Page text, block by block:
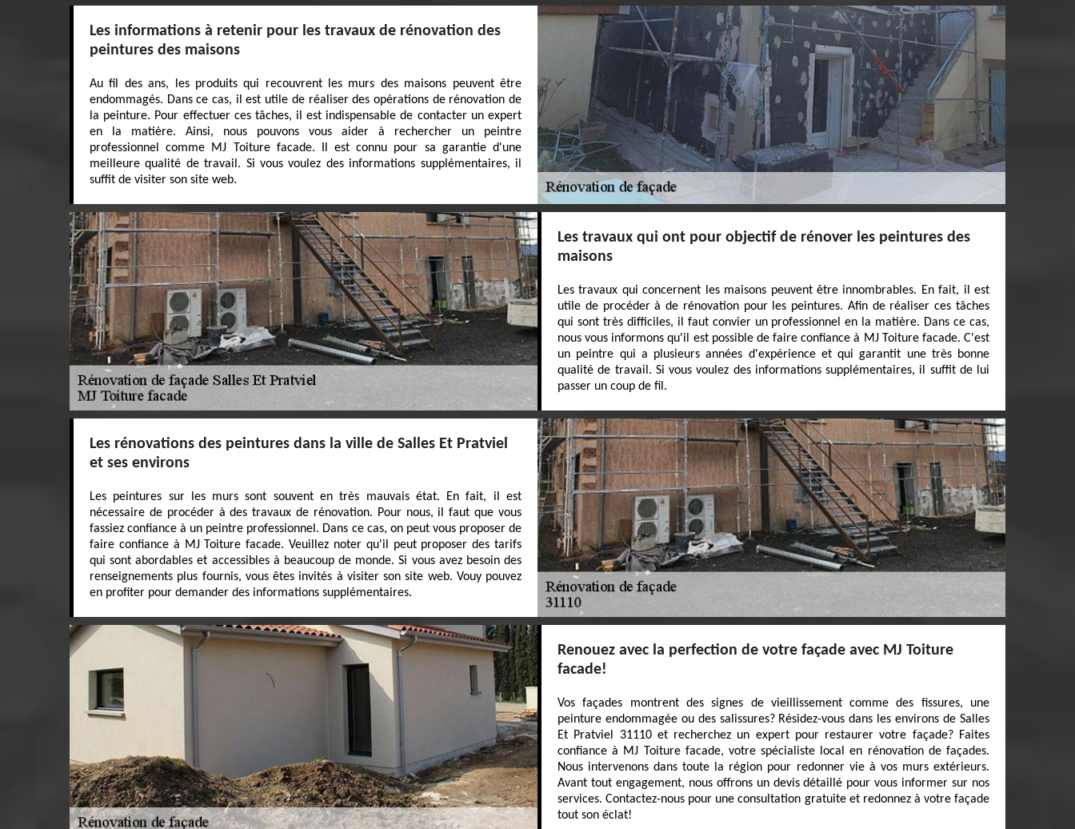
Les informations à retenir pour les travaux de rénovation des
peintures des maisons
Au fil des ans, les produits qui recouvrent les murs des maisons peuvent être
endommagés. Dans ce cas, il est utile de réaliser des opérations de rénovation de
la peinture. Pour effectuer ces tâches, il est indispensable de contacter un expert
en la matière. Ainsi, nous pouvons vous aider à rechercher un peintre
professionnel comme MJ Toiture facade. Il est connu pour sa garantie d'une
meilleure qualité de travail. Si vous voulez des informations supplémentaires, il
suffit de visiter son site web.
Les travaux qui ont pour objectif de rénover les peintures des
maisons
Les travaux qui concernent les maisons peuvent être innombrables. En fait, il est
utile de procéder à de rénovation pour les peintures. Afin de réaliser ces tâches
qui sont très difficiles, il faut convier un professionnel en la matière. Dans ce cas,
nous vous informons qu'il est possible de faire confiance à MJ Toiture facade. C'est
un peintre qui a plusieurs années d'expérience et qui garantit une très bonne
qualité de travail. Si vous voulez des informations supplémentaires, il suffit de lui
passer un coup de fil.
Les rénovations des peintures dans la ville de Salles Et Pratviel
et ses environs
Les peintures sur les murs sont souvent en très mauvais état. En fait, il est
nécessaire de procéder à des travaux de rénovation. Pour nous, il faut que vous
fassiez confiance à un peintre professionnel. Dans ce cas, on peut vous proposer de
faire confiance à MJ Toiture facade. Veuillez noter qu'il peut proposer des tarifs
qui sont abordables et accessibles à beaucoup de monde. Si vous avez besoin des
renseignements plus fournis, vous êtes invités à visiter son site web. Vouy pouvez
en profiter pour demander des informations supplémentaires.
Renouez avec la perfection de votre façade avec MJ Toiture
facade!
Vos façades montrent des signes de vieillissement comme des fissures, une
peinture endommagée ou des salissures? Résidez-vous dans les environs de Salles
Et Pratviel 31110 et recherchez un expert pour restaurer votre façade? Faites
confiance à MJ Toiture facade, votre spécialiste local en rénovation de façades.
Nous intervenons dans toute la région pour redonner vie à vos murs extérieurs.
Avant tout engagement, nous offrons un devis détaillé pour vous informer sur nos
services. Contactez-nous pour une consultation gratuite et redonnez à votre façade
tout son éclat!